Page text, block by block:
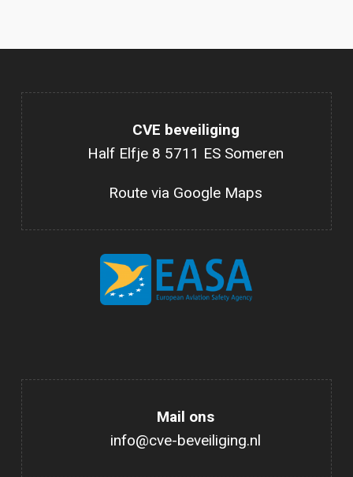
CVE beveiliging
Half Elfje 8 5711 ES Someren
Route via Google Maps
Mail ons
info@cve-beveiliging.nl